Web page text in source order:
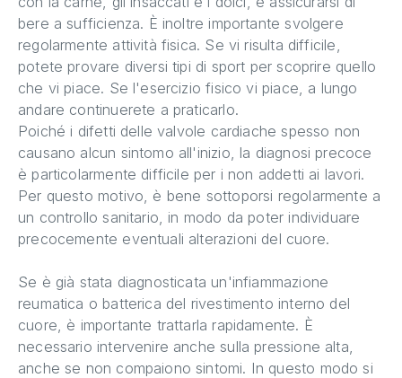
bere a sufficienza. È inoltre importante svolgere
regolarmente attività fisica. Se vi risulta difficile,
potete provare diversi tipi di sport per scoprire quello
che vi piace. Se l'esercizio fisico vi piace, a lungo
andare continuerete a praticarlo.
Poiché i difetti delle valvole cardiache spesso non
causano alcun sintomo all'inizio, la diagnosi precoce
è particolarmente difficile per i non addetti ai lavori.
Per questo motivo, è bene sottoporsi regolarmente a
un controllo sanitario, in modo da poter individuare
precocemente eventuali alterazioni del cuore.
Se è già stata diagnosticata un'infiammazione
reumatica o batterica del rivestimento interno del
cuore, è importante trattarla rapidamente. È
necessario intervenire anche sulla pressione alta,
anche se non compaiono sintomi. In questo modo si